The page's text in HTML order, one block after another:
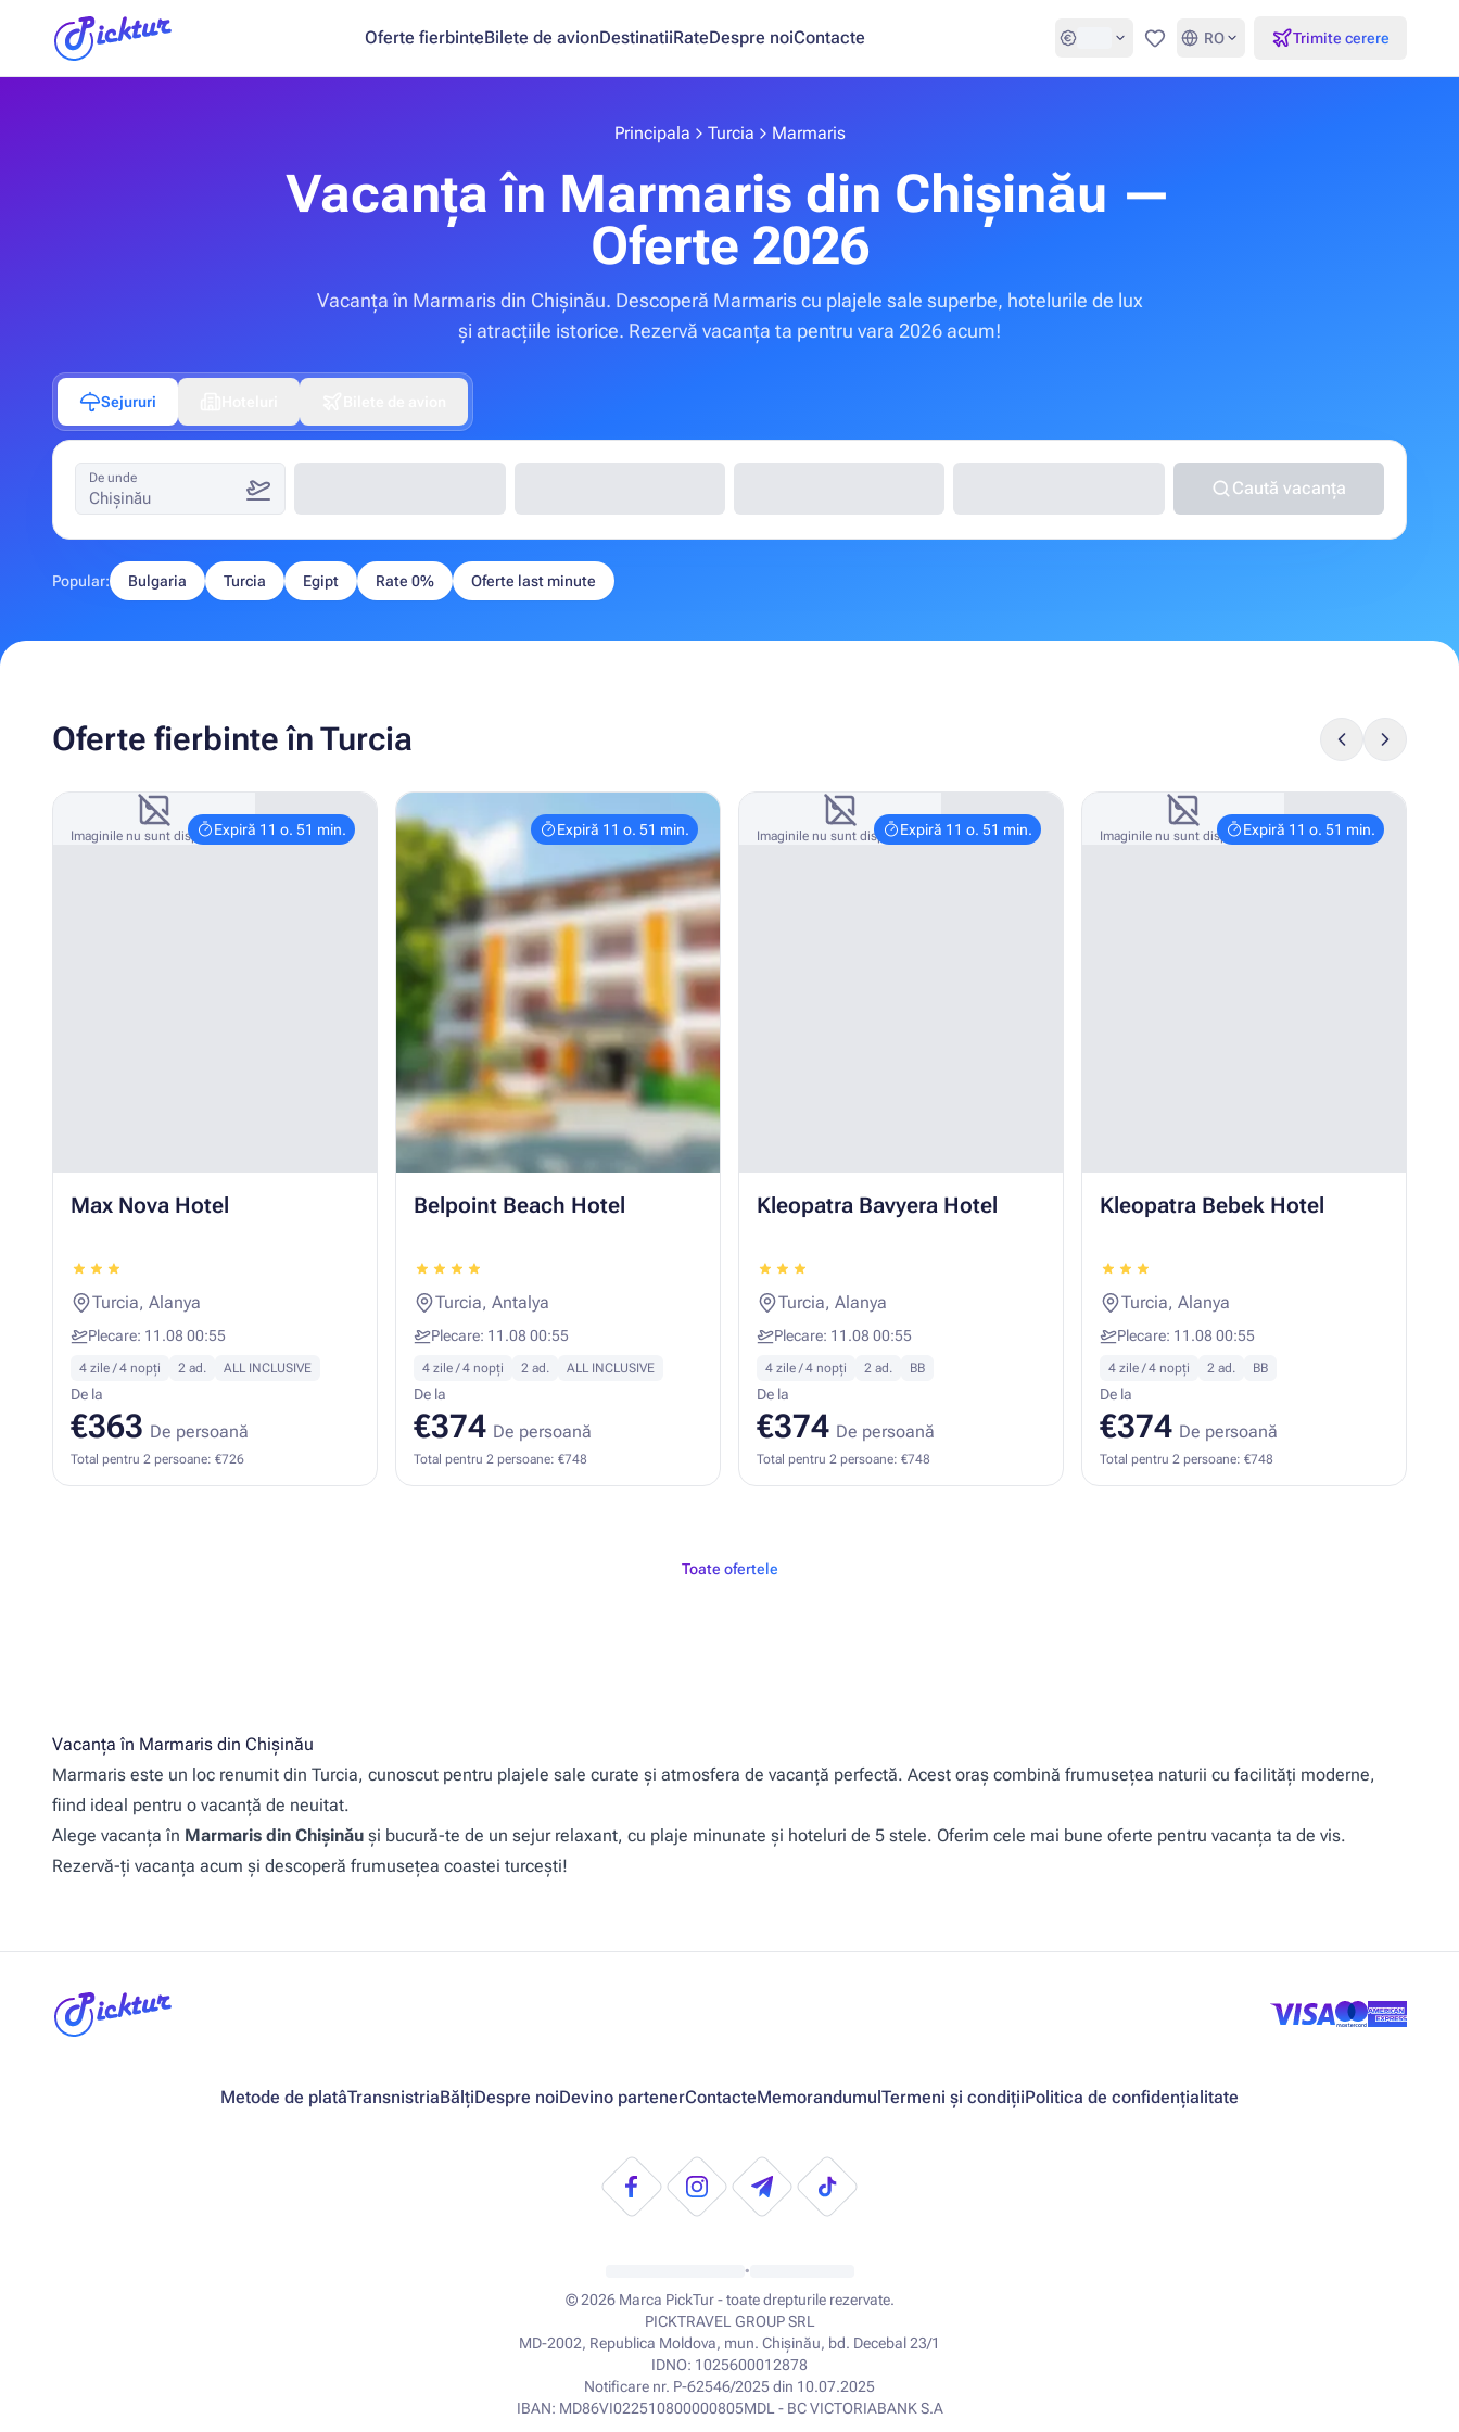
Oferte fierbinteBilete de avionDestinatiiRateDespre noiContacte Favorite
RO Trimite cerere
Principala Turcia Marmaris
Vacanța în Marmaris din Chișinău —
Oferte 2026
Vacanța în Marmaris din Chișinău. Descoperă Marmaris cu plajele sale superbe, hotelurile de lux
și atracțiile istorice. Rezervă vacanța ta pentru vara 2026 acum!
Sejururi
De unde
Chișinău Caută vacanța
Popular: Bulgaria Turcia Egipt Rate 0% Oferte last minute
Oferte fierbinte în Turcia
Imaginile nu sunt disponibileExpiră 11 o. 51 min.
Max Nova Hotel
Turcia, Alanya
Plecare: 11.08 00:55
4 zile / 4 nopți 2 ad. ALL INCLUSIVE
De la
€363 De persoană
Total pentru 2 persoane: €726
Expiră 11 o. 51 min.
Belpoint Beach Hotel
Turcia, Antalya
Plecare: 11.08 00:55
4 zile / 4 nopți 2 ad. ALL INCLUSIVE
De la
€374 De persoană
Total pentru 2 persoane: €748
Imaginile nu sunt disponibileExpiră 11 o. 51 min.
Kleopatra Bavyera Hotel
Turcia, Alanya
Plecare: 11.08 00:55
4 zile / 4 nopți 2 ad. BB
De la
€374 De persoană
Total pentru 2 persoane: €748
Imaginile nu sunt disponibileExpiră 11 o. 51 min.
Kleopatra Bebek Hotel
Turcia, Alanya
Plecare: 11.08 00:55
4 zile / 4 nopți 2 ad. BB
De la
€374 De persoană
Total pentru 2 persoane: €748
Toate ofertele
Vacanța în Marmaris din Chișinău
Marmaris este un loc renumit din Turcia, cunoscut pentru plajele sale curate și atmosfera de vacanță perfectă. Acest oraș combină frumusețea naturii cu facilități moderne,
fiind ideal pentru o vacanță de neuitat.
Alege vacanța în Marmaris din Chișinău și bucură-te de un sejur relaxant, cu plaje minunate și hoteluri de 5 stele. Oferim cele mai bune oferte pentru vacanța ta de vis.
Rezervă-ți vacanța acum și descoperă frumusețea coastei turcești!
Metode de platâTransnistriaBălțiDespre noiDevino partenerContacteMemorandumulTermeni și condițiiPolitica de confidențialitate
•
© 2026 Marca PickTur - toate drepturile rezervate.
PICKTRAVEL GROUP SRL
MD-2002, Republica Moldova, mun. Chișinău, bd. Decebal 23/1
IDNO: 1025600012878
Notificare nr. P-62546/2025 din 10.07.2025
IBAN: MD86VI022510800000805MDL - BC VICTORIABANK S.A